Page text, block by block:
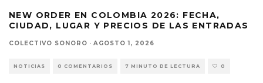
NEW ORDER EN COLOMBIA 2026: FECHA,
CIUDAD, LUGAR Y PRECIOS DE LAS ENTRADAS
COLECTIVO SONORO · AGOSTO 1, 2026
NOTICIAS 0 COMENTARIOS 7 MINUTO DE LECTURA 0